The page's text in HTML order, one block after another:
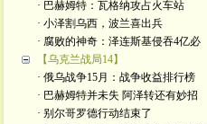
· 巴赫姆特：瓦格纳攻占火车站
· 小泽割乌西，波兰喜出兵
· 腐败的神奇：泽连斯基侵吞4亿必
【乌克兰战局14】
· 俄乌战争15月：战争收益排行榜
· 巴赫姆特并未失 阿泽转还有妙招
· 别尔哥罗德行动结束了